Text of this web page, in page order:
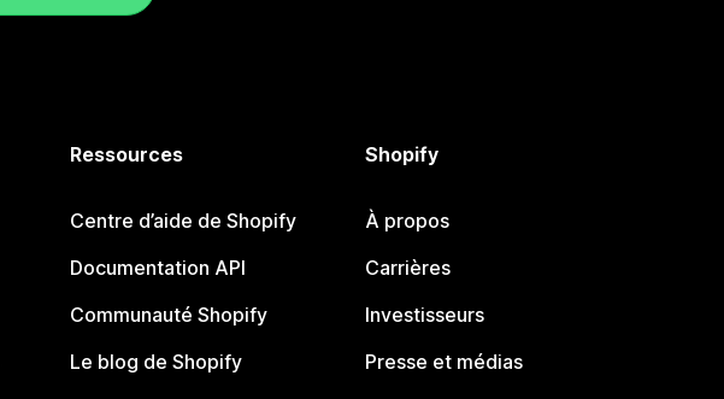
Ressources
Centre d’aide de Shopify
Documentation API
Communauté Shopify
Le blog de Shopify
Shopify
À propos
Carrières
Investisseurs
Presse et médias